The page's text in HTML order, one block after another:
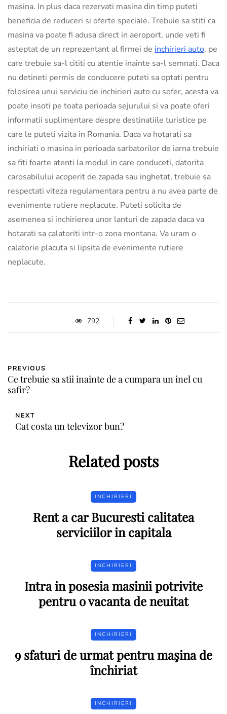
masina. In plus daca rezervati masina din timp puteti
beneficia de reduceri si oferte speciale. Trebuie sa stiti ca
masina va poate fi adusa direct in aeroport, unde veti fi
asteptat de un reprezentant al firmei de inchirieri auto, pe
care trebuie sa-l cititi cu atentie inainte sa-l semnati. Daca
nu detineti permis de conducere puteti sa optati pentru
folosirea unui serviciu de inchirieri auto cu sofer, acesta va
poate insoti pe toata perioada sejurului si va poate oferi
informatii suplimentare despre destinatiile turistice pe
care le puteti vizita in Romania. Daca va hotarati sa
inchiriati o masina in perioada sarbatorilor de iarna trebuie
sa fiti foarte atenti la modul in care conduceti, datorita
carosabilului acoperit de zapada sau inghetat, trebuie sa
respectati viteza regulamentara pentru a nu avea parte de
evenimente rutiere neplacute. Puteti solicita de
asemenea si inchirierea unor lanturi de zapada daca va
hotarati sa calatoriti intr-o zona montana. Va uram o
calatorie placuta si lipsita de evenimente rutiere
neplacute.
792
PREVIOUS
Ce trebuie sa stii inainte de a cumpara un inel cu
safir?
NEXT
Cat costa un televizor bun?
Related posts
INCHIRIERI
Rent a car Bucuresti calitatea
serviciilor in capitala
INCHIRIERI
Intra in posesia masinii potrivite
pentru o vacanta de neuitat
INCHIRIERI
9 sfaturi de urmat pentru maşina de
închiriat
INCHIRIERI